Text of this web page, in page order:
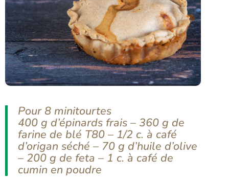
Pour 8 minitourtes
400 g d’épinards frais – 360 g de
farine de blé T80 – 1/2 c. à café
d’origan séché – 70 g d’huile d’olive
– 200 g de feta – 1 c. à café de
cumin en poudre